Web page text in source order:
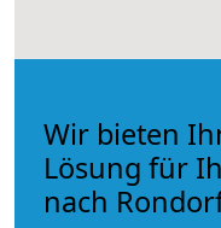
Wir bieten
Lösung für
nach